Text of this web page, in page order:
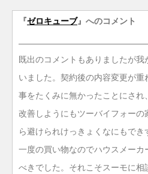
『ゼロキューブ』へのコメント
既出のコメントもありましたが
いました。契約後の内容変更が重
事をたくみに無かったことにされ
改善しようにもツーバイフォー
ら避けられけっきょくなにもで
一度の買い物なのでハウスメーカ
べきでした。それこそスーモに相